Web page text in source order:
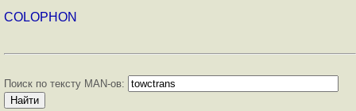
COLOPHON
Поиск по тексту MAN-ов: